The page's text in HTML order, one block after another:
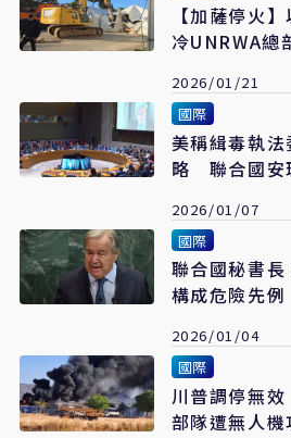
【加薩停火
冷UNRWA
2026/01/21
國際
美稱緝毒執
略 聯合國安
2026/01/07
國際
聯合國秘書
構成危險先
2026/01/04
國際
川普調停無
部隊遭無人